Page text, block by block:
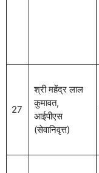
27
श्री महेंद्र लाल
कुमावत,
आईपीएस
(सेवानिवृत्त)